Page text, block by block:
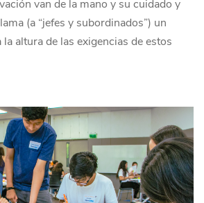
van de la mano y su cuidado y
(a “jefes y subordinados”) un
altura de las exigencias de estos